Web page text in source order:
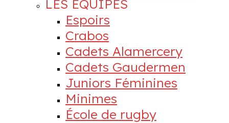
LES EQUIPES
Espoirs
Crabos
Cadets Alamercery
Cadets Gaudermen
Juniors Féminines
Minimes
École de rugby